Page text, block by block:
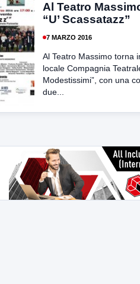
Al Teatro
“U’ Scassatazz”
7 MARZO 2016
Al Teatro Massimo torna
locale Compagnia
Modestissimi”, con una
due...